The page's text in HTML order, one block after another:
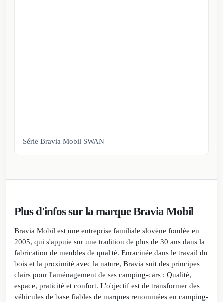
Série Bravia Mobil SWAN
Plus d'infos sur la marque Bravia Mobil
Bravia Mobil est une entreprise familiale slovène fondée en
2005, qui s'appuie sur une tradition de plus de 30 ans dans la
fabrication de meubles de qualité. Enracinée dans le travail du
bois et la proximité avec la nature, Bravia suit des principes
clairs pour l'aménagement de ses camping-cars : Qualité,
espace, praticité et confort. L'objectif est de transformer des
véhicules de base fiables de marques renommées en camping-